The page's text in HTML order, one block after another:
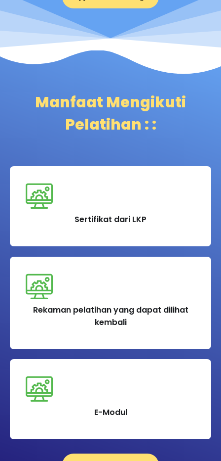
Manfaat Mengikuti
Pelatihan : :
Sertifikat dari LKP
Rekaman pelatihan yang dapat dilihat
kembali
E-Modul